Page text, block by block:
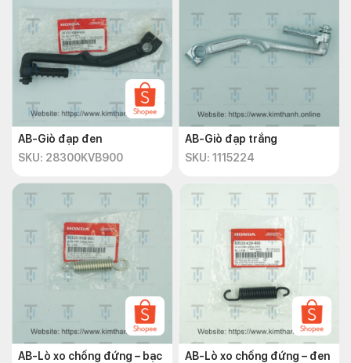
AB-Giò đạp đen
SKU: 28300KVB900
AB-Giò đạp trắng
SKU: 1115224
AB-Lò xo chống đứng – bạc
AB-Lò xo chống đứng – đen